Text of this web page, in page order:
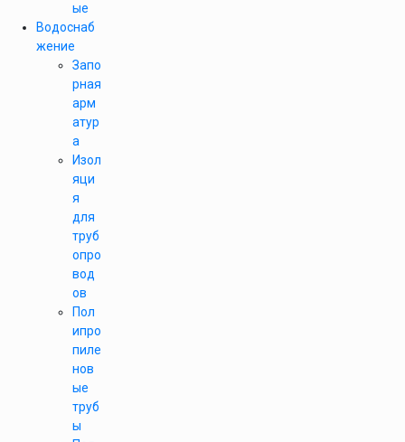
ые
Водоснаб
жение
Запо
рная
арм
атур
а
Изол
яци
я
для
труб
опро
вод
ов
Пол
ипро
пиле
нов
ые
труб
ы